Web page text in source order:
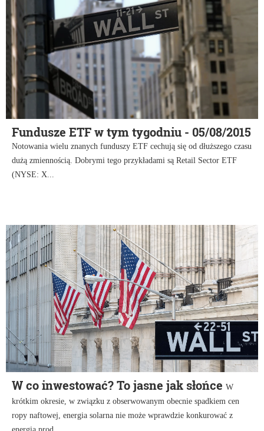
Fundusze ETF w tym tygodniu - 05/08/2015
Notowania wielu znanych funduszy ETF cechują się od dłuższego czasu
dużą zmiennością. Dobrymi tego przykładami są Retail Sector ETF
(NYSE: X...
W co inwestować? To jasne jak słońce W
krótkim okresie, w związku z obserwowanym obecnie spadkiem cen
ropy naftowej, energia solarna nie może wprawdzie konkurować z